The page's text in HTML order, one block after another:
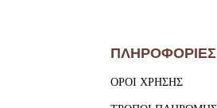
ΠΛΗΡΟΦΟΡΙΕΣ
ΟΡΟΙ ΧΡΗΣΗΣ